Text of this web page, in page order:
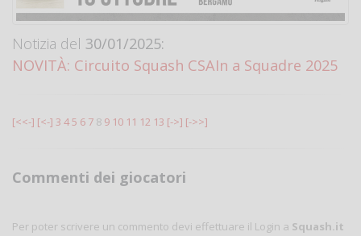
Notizia del 30/01/2025:
NOVITÀ: Circuito Squash CSAIn a Squadre 2025
[<<-] [<-] 3 45 6 7 8 9 10 11 12 13 [->] [->>]
Commenti dei giocatori
Per poter scrivere un commento devi effettuare il Login a Squash.it